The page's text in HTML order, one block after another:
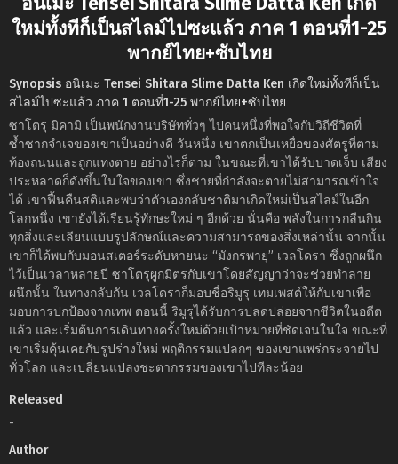
ใหม่ทั้งทีก็เป็นสไลม์ไปซะแล้ว ภาค 1 ตอนที่1-25
พากย์ไทย+ซับไทย
Synopsis อนิเมะ Tensei Shitara Slime Datta Ken เกิดใหม่ทั้งทีก็เป็น
สไลม์ไปซะแล้ว ภาค 1 ตอนที่1-25 พากย์ไทย+ซับไทย
ซาโตรุ มิคามิ เป็นพนักงานบริษัททั่วๆ ไปคนหนึ่งที่พอใจกับวิถีชีวิตที่
ซ้ำซากจำเจของเขาเป็นอย่างดี วันหนึ่ง เขาตกเป็นเหยื่อของศัตรูที่ตาม
ท้องถนนและถูกแทงตาย อย่างไรก็ตาม ในขณะที่เขาได้รับบาดเจ็บ เสียง
ประหลาดก็ดังขึ้นในใจของเขา ซึ่งชายที่กำลังจะตายไม่สามารถเข้าใจ
ได้ เขาฟื้นคืนสติและพบว่าตัวเองกลับชาติมาเกิดใหม่เป็นสไลม์ในอีก
โลกหนึ่ง เขายังได้เรียนรู้ทักษะใหม่ ๆ อีกด้วย นั่นคือ พลังในการกลืนกิน
ทุกสิ่งและเลียนแบบรูปลักษณ์และความสามารถของสิ่งเหล่านั้น จากนั้น
เขาก็ได้พบกับมอนสเตอร์ระดับหายนะ “มังกรพายุ” เวลโดรา ซึ่งถูกผนึก
ไว้เป็นเวลาหลายปี ซาโตรุผูกมิตรกับเขาโดยสัญญาว่าจะช่วยทำลาย
ผนึกนั้น ในทางกลับกัน เวลโดราก็มอบชื่อริมูรุ เทมเพสต์ให้กับเขาเพื่อ
มอบการปกป้องจากเทพ ตอนนี้ ริมูรุได้รับการปลดปล่อยจากชีวิตในอดีต
แล้ว และเริ่มต้นการเดินทางครั้งใหม่ด้วยเป้าหมายที่ชัดเจนในใจ ขณะที่
เขาเริ่มคุ้นเคยกับรูปร่างใหม่ พฤติกรรมแปลกๆ ของเขาแพร่กระจายไป
ทั่วโลก และเปลี่ยนแปลงชะตากรรมของเขาไปทีละน้อย
Released
-
Author